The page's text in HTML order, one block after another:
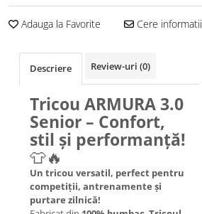
Adauga la Favorite Cere informatii
Descriere Review-uri (0)
Tricou ARMURA 3.0
Senior – Confort,
stil și performanță!
👕🔥
Un tricou versatil, perfect pentru
competiții, antrenamente și
purtare zilnică!